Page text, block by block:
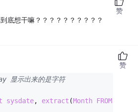
底想干嘛？？？？？？？？？？
赞
显示出来的是字符
sysdate, extract (Month FROM
赞